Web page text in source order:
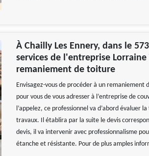
À Chailly Les Ennery, dans le
services de l'entreprise
remaniement de toiture
Envisagez-vous de procéder à un
pour vous de vous adresser à l’entreprise de
l’appelez, ce professionnel va d’abord évaluer
travaux. Il établira par la suite le devis
devis, il va intervenir avec professionnalisme
étanche et résistante. Pour de plus amples